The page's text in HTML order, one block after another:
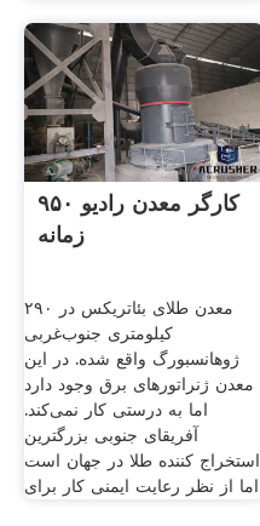
۹۵۰ کارگر معدن رادیو
زمانه
معدن طلای بئاتریکس در ۲۹۰
کیلومتری جنوب‌غربی
ژوهانسبورگ واقع شده. در این
معدن ژنراتورهای برق وجود دارد
اما به درستی کار نمی‌کند.
آفریقای جنوبی بزرگترین
استخراج کننده طلا در جهان است
اما از نظر رعایت ایمنی کار برای